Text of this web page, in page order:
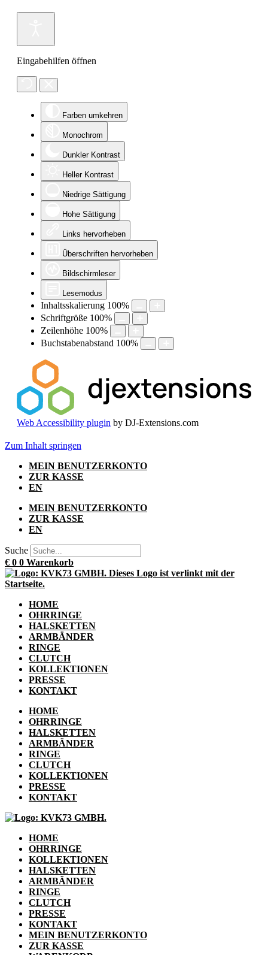
Eingabehilfen öffnen
Farben umkehren
Monochrom
Dunkler Kontrast
Heller Kontrast
Niedrige Sättigung
Hohe Sättigung
Links hervorheben
Überschriften hervorheben
Bildschirmleser
Lesemodus
Inhaltsskalierung 100%
Schriftgröße 100%
Zeilenhöhe 100%
Buchstabenabstand 100%
Web Accessibility plugin by DJ-Extensions.com
Zum Inhalt springen
MEIN BENUTZERKONTO
ZUR KASSE
EN
MEIN BENUTZERKONTO
ZUR KASSE
EN
Suche
€ 0 0 Warenkorb
HOME
OHRRINGE
HALSKETTEN
ARMBÄNDER
RINGE
CLUTCH
KOLLEKTIONEN
PRESSE
KONTAKT
HOME
OHRRINGE
HALSKETTEN
ARMBÄNDER
RINGE
CLUTCH
KOLLEKTIONEN
PRESSE
KONTAKT
HOME
OHRRINGE
KOLLEKTIONEN
HALSKETTEN
ARMBÄNDER
RINGE
CLUTCH
PRESSE
KONTAKT
MEIN BENUTZERKONTO
ZUR KASSE